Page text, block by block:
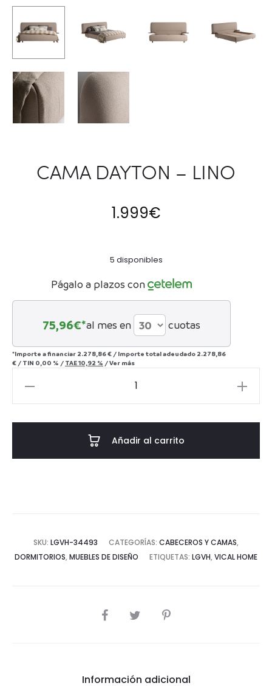
CAMA DAYTON – LINO
1.999€
5 disponibles
Págalo a plazos con
75,96€*al mes en cuotas
*Importe a financiar 2.278,86 € / Importe total adeudado 2.278,86
€ / TIN 0,00 % / TAE10,92 % /Ver más
Añadir al carrito
SKU: LGVH-34493 CATEGORÍAS: CABECEROS Y CAMAS,
DORMITORIOS, MUEBLES DE DISEÑO ETIQUETAS: LGVH, VICAL HOME
COMPARTIR
Información adicional